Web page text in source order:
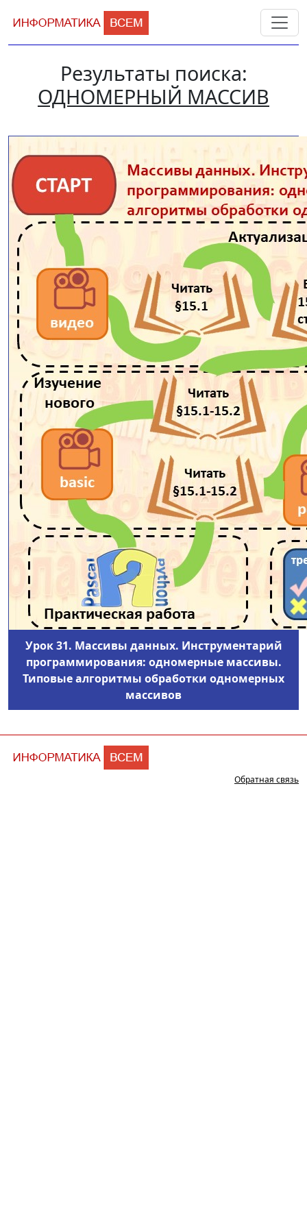
Результаты поиска:
ОДНОМЕРНЫЙ МАССИВ
Урок 31. Массивы данных. Инструментарий
программирования: одномерные массивы.
Типовые алгоритмы обработки одномерных
массивов
Обратная связь